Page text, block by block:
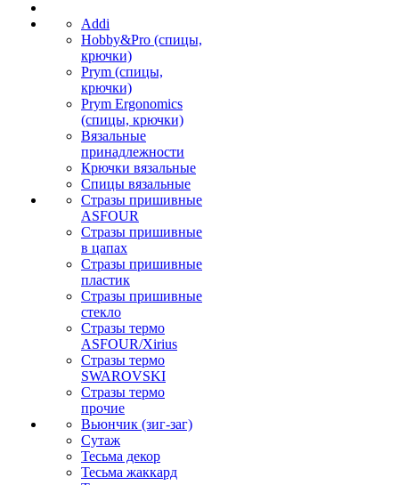
Addi
Hobby&Pro (спицы,
крючки)
Prym (спицы,
крючки)
Prym Ergonomics
(спицы, крючки)
Вязальные
принадлежности
Крючки вязальные
Спицы вязальные
Стразы пришивные
ASFOUR
Стразы пришивные
в цапах
Стразы пришивные
пластик
Стразы пришивные
стекло
Стразы термо
ASFOUR/Xirius
Стразы термо
SWAROVSKI
Стразы термо
прочие
Вьюнчик (зиг-заг)
Сутаж
Тесьма декор
Тесьма жаккард